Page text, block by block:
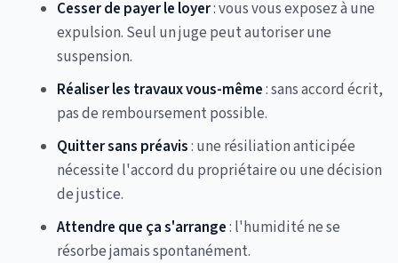
Cesser de payer le loyer: vous vous exposez à une
expulsion. Seul un juge peut autoriser une
suspension.
Réaliser les travaux vous-même: sans accord écrit,
pas de remboursement possible.
Quitter sans préavis: une résiliation anticipée
nécessite l'accord du propriétaire ou une décision
de justice.
Attendre que ça s'arrange: l'humidité ne se
résorbe jamais spontanément.